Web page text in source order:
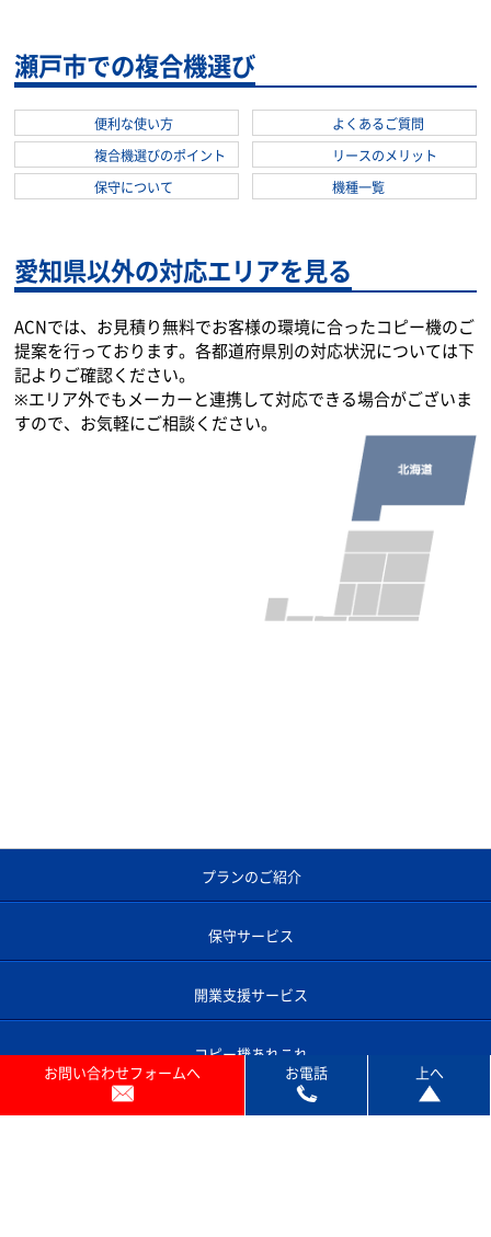
便利な使い方
よくあるご質問
リースのメリット
保守について
機種一覧
愛知県以外の対応エリアを見る
ACNでは、お見積り無料でお客様の環境に合ったコピー機のご
提案を行っております。各都道府県別の対応状況については下
記よりご確認ください。
※エリア外でもメーカーと連携して対応できる場合がございま
プランのご紹介
保守サービス
開業支援サービス
コピー機あれこれ
お問い合わせフォームへ お電話 上へ